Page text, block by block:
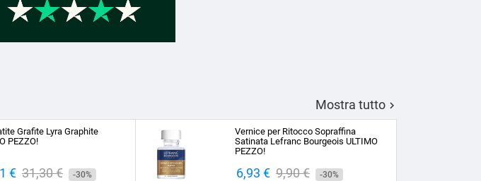
Mostra tutto 
Grafite Lyra Graphite
PEZZO!
€ Prezzo
31,30 € -30%
Vernice per Ritocco Sopraffina
Satinata Lefranc Bourgeois ULTIMO
PEZZO!
Prezzo
6,93 € Prezzo
9,90 € -30%